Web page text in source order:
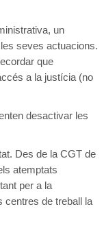
un
seves actuacions.
que
a la justícia (no
desactivar les
Des de la CGT de
atemptats
per a la
centres de treball la